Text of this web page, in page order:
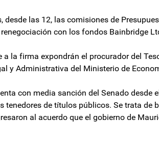
desde las 12, las comisiones de
con los fondos Bainbridge
a la firma expondrán el procurador del
y Administrativa del Ministerio de
con media sanción del Senado
tenedores de títulos públicos. Se trata
al acuerdo que el gobierno de